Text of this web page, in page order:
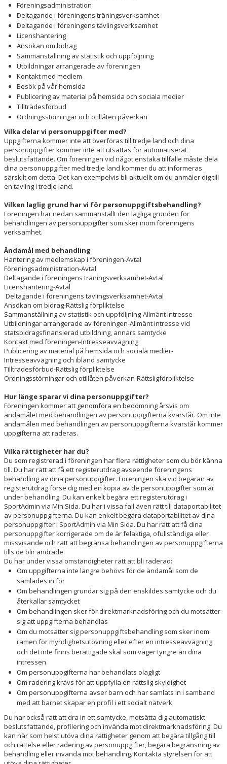
Föreningsadministration
Deltagande i föreningens träningsverksamhet
Deltagande i föreningens tävlingsverksamhet
Licenshantering
Ansökan om bidrag
Sammanställning av statistik och uppföljning
Utbildningar arrangerade av föreningen
Kontakt med medlem
Besök på vår hemsida
Publicering av material på hemsida och sociala medier
Tillträdesförbud
Ordningsstörningar och otillåten påverkan
Vilka delar vi personuppgifter med?
Uppgifterna kommer inte att överföras till tredje land och dina
personuppgifter kommer inte att utsättas för automatiserat
beslutsfattande. Om föreningen vid något enstaka tillfälle måste dela
dina personuppgifter med tredje land kommer du att informeras
särskilt om detta. Det kan exempelvis bli aktuellt om du anmäler dig till
en tävling i tredje land.
Vilken laglig grund har vi för personuppgiftsbehandling?
Föreningen har nedan sammanställt den lagliga grunden för
behandlingen av personuppgifter som sker inom föreningens
verksamhet.
Ändamål med behandling
Hantering av medlemskap i föreningen-Avtal
Föreningsadministration-Avtal
Deltagande i föreningens träningsverksamhet-Avtal
Licenshantering-Avtal
Deltagande i föreningens tävlingsverksamhet-Avtal
Ansökan om bidrag-Rättslig förpliktelse
Sammanställning av statistik och uppföljning-Allmänt intresse
Utbildningar arrangerade av föreningen-Allmänt intresse vid
statsbidragsfinansierad utbildning, annars samtycke
Kontakt med föreningen-Intresseavvägning
Publicering av material på hemsida och sociala medier-
Intresseavvägning och ibland samtycke
Tillträdesförbud-Rättslig förpliktelse
Ordningsstörningar och otillåten påverkan-Rättsligförpliktelse
Hur länge sparar vi dina personuppgifter?
Föreningen kommer att genomföra en bedömning årsvis om
ändamålet med behandlingen av personuppgifterna kvarstår. Om inte
ändamålen med behandlingen av personuppgifterna kvarstår kommer
uppgifterna att raderas.
Vilka rättigheter har du?
Du som registrerad i föreningen har flera rättigheter som du bör känna
till. Du har rätt att få ett registerutdrag avseende föreningens
behandling av dina personuppgifter. Föreningen ska vid begäran av
registerutdrag förse dig med en kopia av de personuppgifter som är
under behandling. Du kan enkelt begära ett registerutdrag i
SportAdmin via Min Sida. Du har i vissa fall även rätt till dataportabilitet
av personuppgifterna. Du kan enkelt begära dataportabilitet av dina
personuppgifter i SportAdmin via Min Sida. Du har rätt att få dina
personuppgifter korrigerade om de är felaktiga, ofullständiga eller
missvisande och rätt att begränsa behandlingen av personuppgifterna
tills de blir ändrade.
Du har under vissa omständigheter rätt att bli raderad:
Om uppgifterna inte längre behövs för de ändamål som de
samlades in för
Om behandlingen grundar sig på den enskildes samtycke och du
återkallar samtycket
Om behandlingen sker för direktmarknadsföring och du motsätter
sig att uppgifterna behandlas
Om du motsätter sig personuppgiftsbehandling som sker inom
ramen för myndighetsutövning eller efter en intresseavvägning
och det inte finns berättigade skäl som väger tyngre än dina
intressen
Om personuppgifterna har behandlats olagligt
Om radering krävs för att uppfylla en rättslig skyldighet
Om personuppgifterna avser barn och har samlats in i samband
med att barnet skapar en profil i ett socialt nätverk
Du har också rätt att dra in ett samtycke, motsätta dig automatiskt
beslutsfattande, profilering och invända mot direktmarknadsföring. Du
kan när som helst utöva dina rättigheter genom att begära tillgång till
och rättelse eller radering av personuppgifter, begära begränsning av
behandling eller invända mot behandling. Kontakta styrelsen för att